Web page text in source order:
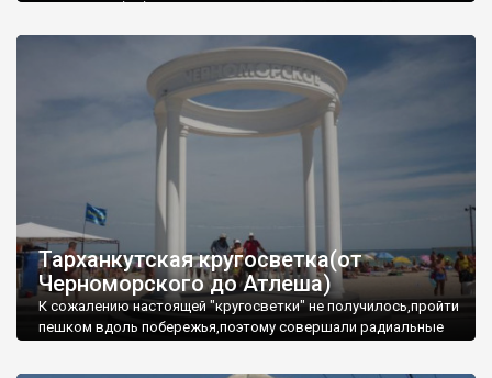
запрошую відвідати це
Тарханкутская кругосветка(от
Черноморского до Атлеша)
К сожалению настоящей "кругосветки" не получилось,пройти
пешком вдоль побережья,поэтому совершали радиальные